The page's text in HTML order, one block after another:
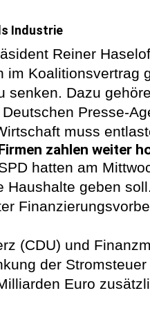
Industrie
Reiner
im
senken. Dazu
Presse-
muss
zahlen weiter
hatten am
Haushalte geben
(CDU) und
der
Euro